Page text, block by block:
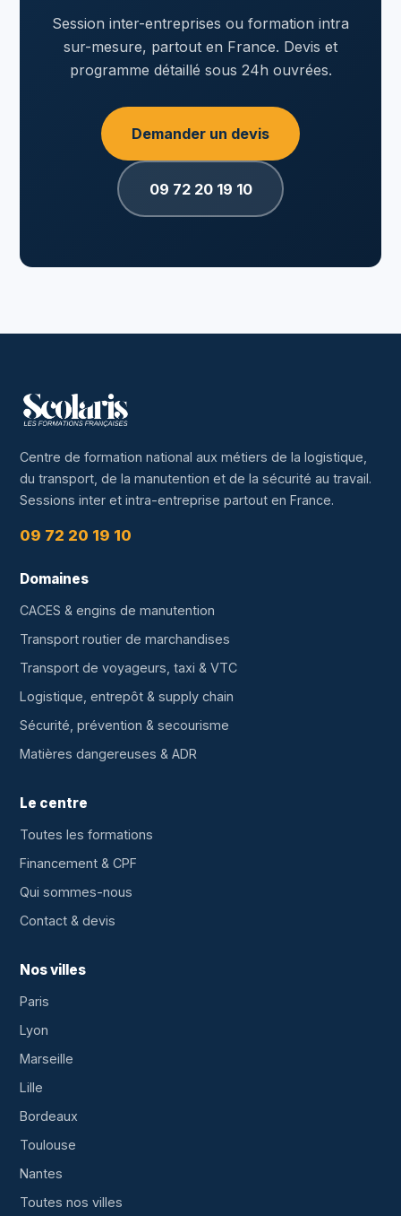
Session inter-entreprises ou formation intra
sur-mesure, partout en France. Devis et
programme détaillé sous 24h ouvrées.
Demander un devis
09 72 20 19 10
Centre de formation national aux métiers de la logistique,
du transport, de la manutention et de la sécurité au travail.
Sessions inter et intra-entreprise partout en France.
09 72 20 19 10
Domaines
CACES & engins de manutention
Transport routier de marchandises
Transport de voyageurs, taxi & VTC
Logistique, entrepôt & supply chain
Sécurité, prévention & secourisme
Matières dangereuses & ADR
Le centre
Toutes les formations
Financement & CPF
Qui sommes-nous
Contact & devis
Nos villes
Paris
Lyon
Marseille
Lille
Bordeaux
Toulouse
Nantes
Toutes nos villes